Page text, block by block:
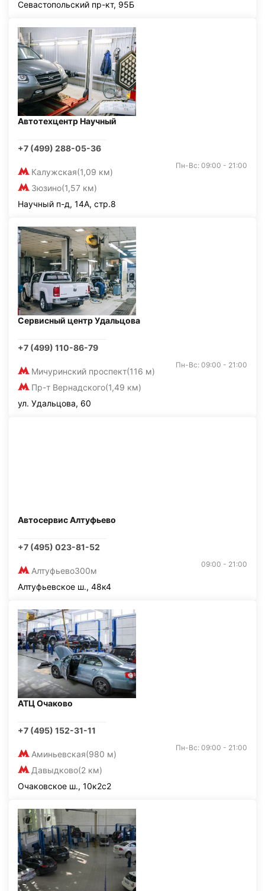
Севастопольский пр-кт, 95Б
Автотехцентр Научный
+7 (499) 288-05-36
Калужская(1,09 км)
Зюзино(1,57 км)
Пн-Вс: 09:00 - 21:00
Научный п-д, 14А, стр.8
Сервисный центр Удальцова
+7 (499) 110-86-79
Мичуринский проспект(116 м)
Пр-т Вернадского(1,49 км)
Пн-Вс: 09:00 - 21:00
ул. Удальцова, 60
Автосервис Алтуфьево
+7 (495) 023-81-52
Алтуфьево300м
09:00 - 21:00
Алтуфьевское ш., 48к4
АТЦ Очаково
+7 (495) 152-31-11
Аминьевская(980 м)
Давыдково(2 км)
Пн-Вс: 09:00 - 21:00
Очаковское ш., 10к2с2